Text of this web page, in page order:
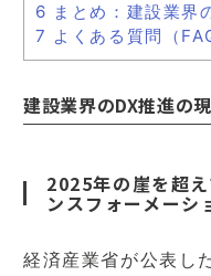
6 まとめ：建設業界
7 よくある質問（
建設業界のDX推進の
2025年の崖を超
ンスフォーメーシ
経済産業省が公表し